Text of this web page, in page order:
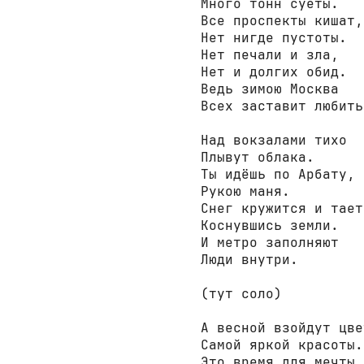
Много тонн суеты.
Все проспекты кишат,
Нет нигде пустоты.
Нет печали и зла,
Нет и долгих обид.
Ведь зимою Москва
Всех заставит
Над вокзалами тихо
Плывут облака.
Ты идёшь по Арбату,
Рукою маня.
Снег кружится и
Коснувшись земли.
И метро заполняют
Люди внутри.
(тут соло)
А весной взойдут
Самой яркой красоты.